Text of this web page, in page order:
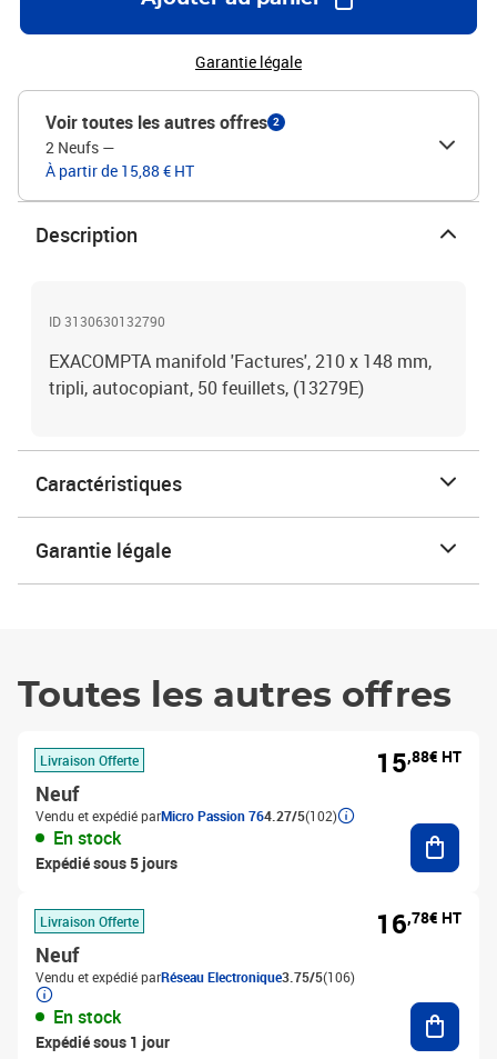
Garantie légale
Voir toutes les autres offres 2
2 Neufs —
À partir de 15,88 € HT
Description
ID 3130630132790
EXACOMPTA manifold 'Factures', 210 x 148 mm,
tripli, autocopiant, 50 feuillets, (13279E)
Caractéristiques
Garantie légale
Toutes les autres offres
Livraison Offerte
Neuf
Vendu et expédié parMicro Passion 764.27/5(102)
En stock
Expédié sous 5 jours
15,88€ HT
Livraison Offerte
Neuf
Vendu et expédié parRéseau Electronique3.75/5(106)
En stock
Expédié sous 1 jour
16,78€ HT